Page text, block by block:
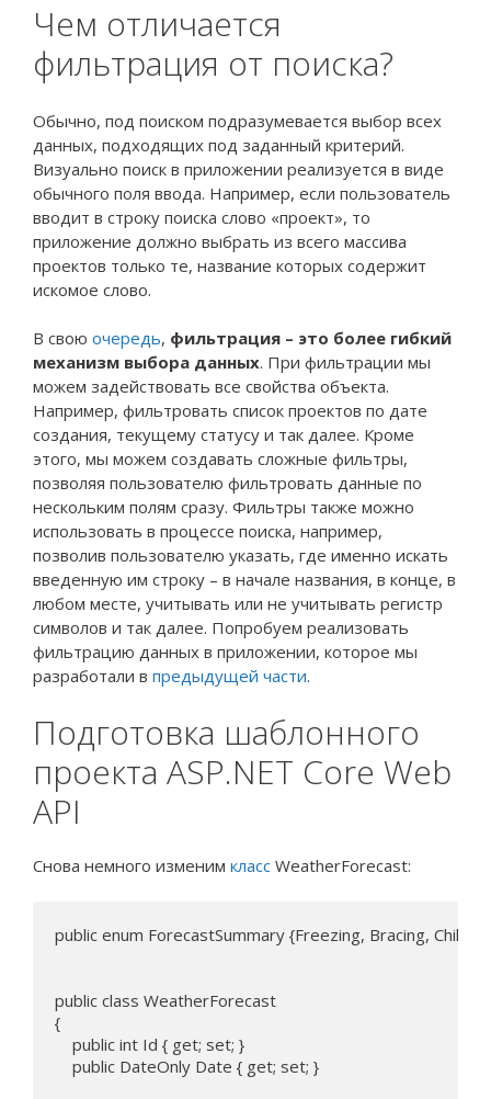
Чем отличается
фильтрация от поиска?
Обычно, под поиском подразумевается выбор всех
данных, подходящих под заданный критерий.
Визуально поиск в приложении реализуется в виде
обычного поля ввода. Например, если пользователь
вводит в строку поиска слово «проект», то
приложение должно выбрать из всего массива
проектов только те, название которых содержит
искомое слово.
В свою очередь, фильтрация – это более гибкий
механизм выбора данных. При фильтрации мы
можем задействовать все свойства объекта.
Например, фильтровать список проектов по дате
создания, текущему статусу и так далее. Кроме
этого, мы можем создавать сложные фильтры,
позволяя пользователю фильтровать данные по
нескольким полям сразу. Фильтры также можно
использовать в процессе поиска, например,
позволив пользователю указать, где именно искать
введенную им строку – в начале названия, в конце, в
любом месте, учитывать или не учитывать регистр
символов и так далее. Попробуем реализовать
фильтрацию данных в приложении, которое мы
разработали в предыдущей части.
Подготовка шаблонного
проекта ASP.NET Core Web
API
Снова немного изменим класс WeatherForecast:
public enum ForecastSummary {Freezing, Bracing, Chilly,
public class WeatherForecast
{
    public int Id { get; set; }
    public DateOnly Date { get; set; }